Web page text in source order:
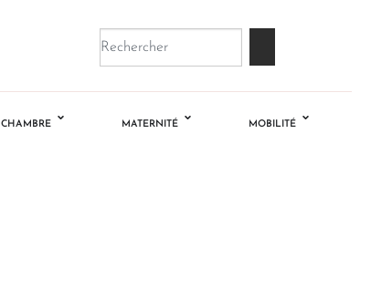
CHAMBRE MATERNITÉ MOBILITÉ